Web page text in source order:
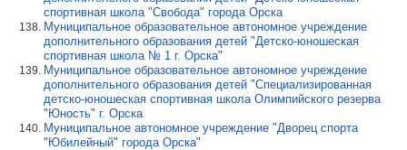
спортивная школа "Свобода" города Орска
Муниципальное образовательное автономное учреждение
дополнительного образования детей "Детско-юношеская
спортивная школа № 1 г. Орска"
Муниципальное образовательное автономное учреждение
дополнительного образования детей "Специализированная
детско-юношеская спортивная школа Олимпийского резерва
"Юность" г. Орска
Муниципальное автономное учреждение "Дворец спорта
"Юбилейный" города Орска"